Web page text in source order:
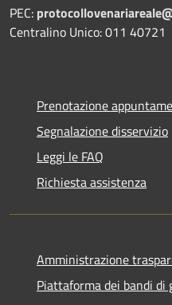
PEC:
Centralino Unico: 011 40721
Prenotazione
Segnalazione disservizio
Leggi le FAQ
Richiesta assistenza
Amministrazione
Piattaforma dei bandi di